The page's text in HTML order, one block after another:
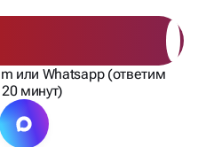
или Whatsapp (ответим
минут)